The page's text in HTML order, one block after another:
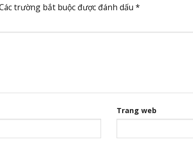
trường bắt buộc được đánh dấu *
Trang web